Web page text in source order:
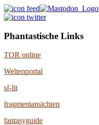
Phantastische Links
TOR online
Weltenportal
sf-lit
fragmentansichten
fantasyguide